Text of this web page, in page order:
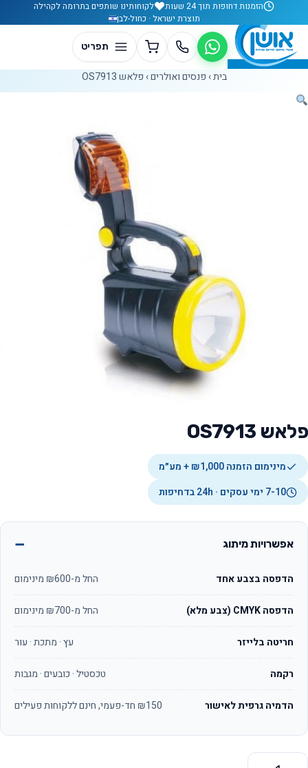
דלג לתוכןהזמנות דחופות תוך 24 שעות
לקוחותינו שותפים בתרומה לקהילה
תוצרת ישראל · כחול-לבן
בית› פנסים ואולרים› פלאש OS7913
פלאש OS7913
מינימום הזמנה ₪1,000 + מע״מ
7-10 ימי עסקים · 24h בדחיפות
אפשרויות מיתוג
הדפסה בצבע אחד החל מ-₪600 מינימום
הדפסה CMYK (צבע מלא) החל מ-₪700 מינימום
חריטה בלייזר עץ · מתכת · עור
רקמה טכסטיל · כובעים · מגבות
הדמיה גרפית לאישור ₪150 חד-פעמי, חינם ללקוחות פעילים